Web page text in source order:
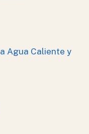
Agua Caliente y